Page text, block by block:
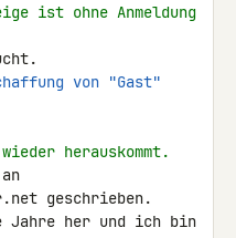
ist ohne Anmeldung
von "Gast"
herauskommt.
geschrieben.
Jahre her und ich bin